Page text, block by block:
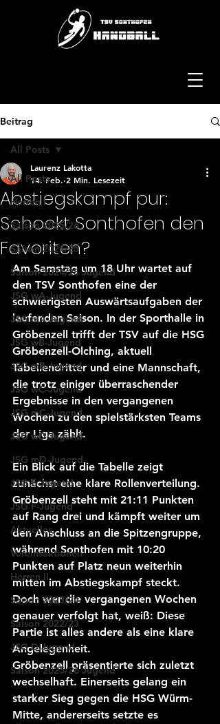
Beitrag
All Posts
Herren I
Saison 2025/26
Saison 2024/25
Saison 2024/25 Jugend
JSG wA-Jugend
JSG mA-Jugend
JSG wB-Jugend
JSG mB-Jugend
JSG wC-Jugend
JSG mC-Jugend
JSG wD-Jugend
JSG mD-Jugend
JSG E-Jugend
JSG F-Jugend
Aktuelles
Vereinsaktionen
Herren II
Saison 2023/24
Saison 2022/23
JSG D-Jugend
Saison 2025/26 Jugend
All Posts
Abstiegskampf pur:
Schockt Sonthofen den
Favoriten?
Laurenz Lakotta
14. Feb. 2 Min. Lesezeit
Am Samstag um 18 Uhr wartet auf
den TSV Sonthofen eine der
schwierigsten Auswärtsaufgaben der
laufenden Saison. In der Sporthalle in
Gröbenzell trifft der TSV auf die HSG
Gröbenzell-Olching, aktuell
Tabellendritter und eine Mannschaft,
die trotz einiger überraschender
Ergebnisse in den vergangenen
Wochen zu den spielstärksten Teams
der Liga zählt.
Ein Blick auf die Tabelle zeigt
zunächst eine klare Rollenverteilung.
Gröbenzell steht mit 21:11 Punkten
auf Rang drei und kämpft weiter um
den Anschluss an die Spitzengruppe,
während Sonthofen mit 10:20
Punkten auf Platz neun weiterhin
mitten im Abstiegskampf steckt.
Doch wer die vergangenen Wochen
genauer verfolgt hat, weiß: Diese
Partie ist alles andere als eine klare
Angelegenheit.
Gröbenzell präsentierte sich zuletzt
wechselhaft. Einerseits gelang ein
starker Sieg gegen die HSG Würm-
Mitte, andererseits setzte es